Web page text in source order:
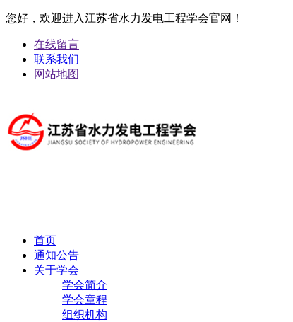
您好，欢迎进入江苏省水力发电工程学会官网！
在线留言
联系我们
网站地图
首页
通知公告
关于学会
学会简介
学会章程
组织机构